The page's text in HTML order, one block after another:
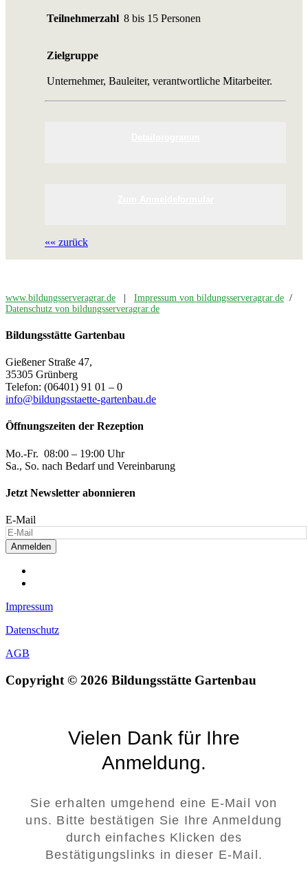
Teilnehmerzahl 8 bis 15 Personen
Zielgruppe
Unternehmer, Bauleiter, verantwortliche Mitarbeiter.
«« zurück
www.bildungsserveragrar.de | Impressum von bildungsserveragrar.de /
Datenschutz von bildungsserveragrar.de
Bildungsstätte Gartenbau
Gießener Straße 47,
35305 Grünberg
Telefon: (06401) 91 01 – 0
info@bildungsstaette-gartenbau.de
Öffnungszeiten der Rezeption
Mo.-Fr. 08:00 – 19:00 Uhr
Sa., So. nach Bedarf und Vereinbarung
Jetzt Newsletter abonnieren
E-Mail
Anmelden
Impressum
Datenschutz
AGB
Copyright © 2026 Bildungsstätte Gartenbau
Vielen Dank für Ihre
Anmeldung.
Sie erhalten umgehend eine E-Mail von
uns. Bitte bestätigen Sie Ihre Anmeldung
durch einfaches Klicken des
Bestätigungslinks in dieser E-Mail.